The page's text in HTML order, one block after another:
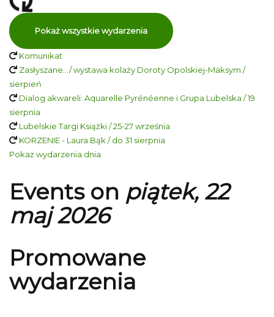
Pokaż wszystkie wydarzenia
Komunikat
Zasłyszane…/ wystawa kolaży Doroty Opolskiej-Maksym /
sierpień
Dialog akwareli: Aquarelle Pyrénéenne i Grupa Lubelska / 19
sierpnia
Lubelskie Targi Książki / 25-27 września
KORZENIE - Laura Bąk / do 31 sierpnia
Pokaż wydarzenia dnia
Events on piątek, 22
maj 2026
Promowane
wydarzenia